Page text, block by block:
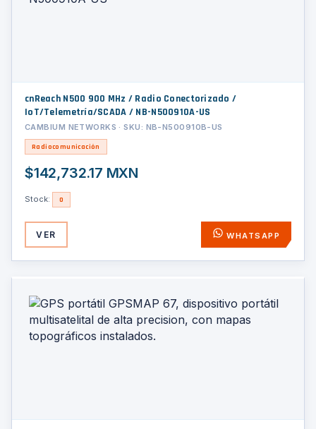
cnReach N500 900 MHz / Radio Conectorizado /
IoT/Telemetría/SCADA / NB-N500910A-US
CAMBIUM NETWORKS · SKU: NB-N500910B-US
Radiocomunicación
$142,732.17 MXN
Stock: 0
VER WHATSAPP